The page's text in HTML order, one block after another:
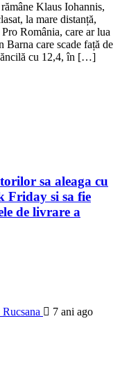
Klaus Iohannis,
la mare distanță,
România, care ar lua
care scade față de
cu 12,4, în […]
sa aleaga cu
Friday si sa fie
de livrare a
7 ani ago